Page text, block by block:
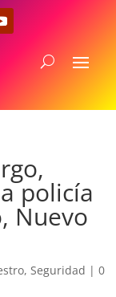
policía
Nuevo
,Seguridad |0